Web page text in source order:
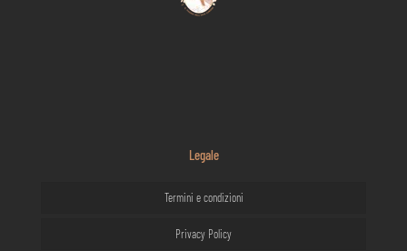
Legale
Termini e condizioni
Privacy Policy